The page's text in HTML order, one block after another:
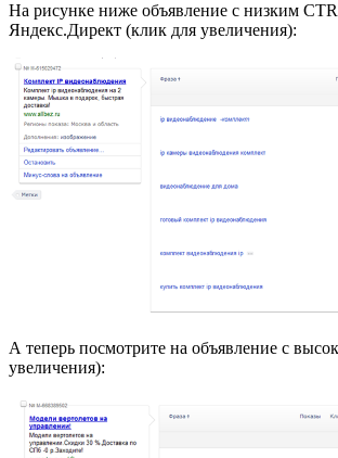
На рисунке ниже объявление с низким
Яндекс.Директ (клик для увеличения):
А теперь посмотрите на объявление с
увеличения):